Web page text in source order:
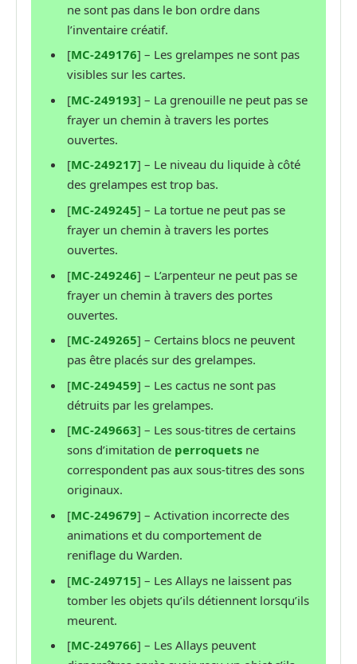
ne sont pas dans le bon ordre dans
l’inventaire créatif.
[MC-249176] – Les grelampes ne sont pas
visibles sur les cartes.
[MC-249193] – La grenouille ne peut pas se
frayer un chemin à travers les portes
ouvertes.
[MC-249217] – Le niveau du liquide à côté
des grelampes est trop bas.
[MC-249245] – La tortue ne peut pas se
frayer un chemin à travers les portes
ouvertes.
[MC-249246] – L’arpenteur ne peut pas se
frayer un chemin à travers des portes
ouvertes.
[MC-249265] – Certains blocs ne peuvent
pas être placés sur des grelampes.
[MC-249459] – Les cactus ne sont pas
détruits par les grelampes.
[MC-249663] – Les sous-titres de certains
sons d’imitation de perroquets ne
correspondent pas aux sous-titres des sons
originaux.
[MC-249679] – Activation incorrecte des
animations et du comportement de
reniflage du Warden.
[MC-249715] – Les Allays ne laissent pas
tomber les objets qu’ils détiennent lorsqu’ils
meurent.
[MC-249766] – Les Allays peuvent